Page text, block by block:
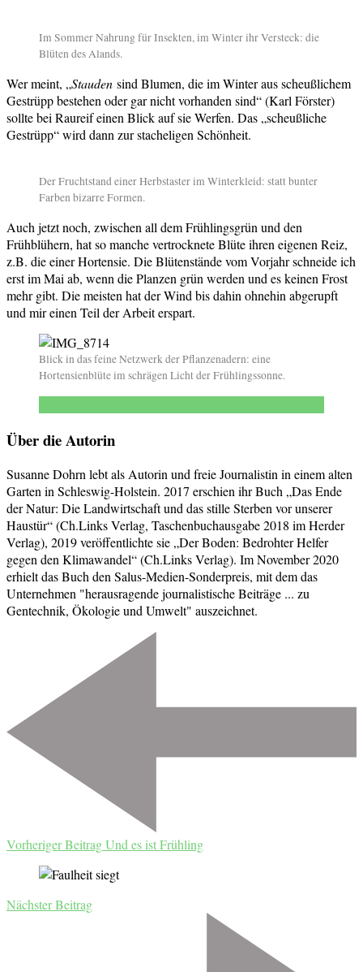
Im Sommer Nahrung für Insekten, im Winter ihr Versteck: die
Blüten des Alands.
Wer meint, „Stauden sind Blumen, die im Winter aus scheußlichem
Gestrüpp bestehen oder gar nicht vorhanden sind“ (Karl Förster)
sollte bei Raureif einen Blick auf sie Werfen. Das „scheußliche
Gestrüpp“ wird dann zur stacheligen Schönheit.
Der Fruchtstand einer Herbstaster im Winterkleid: statt bunter
Farben bizarre Formen.
Auch jetzt noch, zwischen all dem Frühlingsgrün und den
Frühblühern, hat so manche vertrocknete Blüte ihren eigenen Reiz,
z.B. die einer Hortensie. Die Blütenstände vom Vorjahr schneide ich
erst im Mai ab, wenn die Planzen grün werden und es keinen Frost
mehr gibt. Die meisten hat der Wind bis dahin ohnehin abgerupft
und mir einen Teil der Arbeit erspart.
Blick in das feine Netzwerk der Pflanzenadern: eine
Hortensienblüte im schrägen Licht der Frühlingssonne.
Über die Autorin
Susanne Dohrn lebt als Autorin und freie Journalistin in einem alten
Garten in Schleswig-Holstein. 2017 erschien ihr Buch „Das Ende
der Natur: Die Landwirtschaft und das stille Sterben vor unserer
Haustür“ (Ch.Links Verlag, Taschenbuchausgabe 2018 im Herder
Verlag), 2019 veröffentlichte sie „Der Boden: Bedrohter Helfer
gegen den Klimawandel“ (Ch.Links Verlag). Im November 2020
erhielt das Buch den Salus-Medien-Sonderpreis, mit dem das
Unternehmen "herausragende journalistische Beiträge ... zu
Gentechnik, Ökologie und Umwelt" auszeichnet.
Beitragsnavigation
Vorheriger BeitragUnd es ist Frühling
Nächster Beitrag